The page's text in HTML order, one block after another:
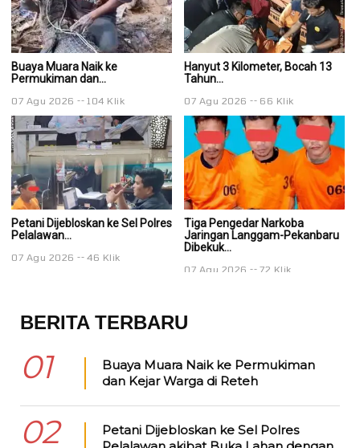
Buaya Muara Naik ke
Permukiman dan...
07 Agu 2026 104 Klik
Hanyut 3 Kilometer, Bocah 13
Tahun...
07 Agu 2026 66 Klik
Petani Dijebloskan ke Sel Polres
Pelalawan...
07 Agu 2026 46 Klik
Tiga Pengedar Narkoba
Jaringan Langgam-Pekanbaru
Dibekuk...
07 Agu 2026 72 Klik
BERITA TERBARU
01
Buaya Muara Naik ke Permukiman
dan Kejar Warga di Reteh
02
Petani Dijebloskan ke Sel Polres